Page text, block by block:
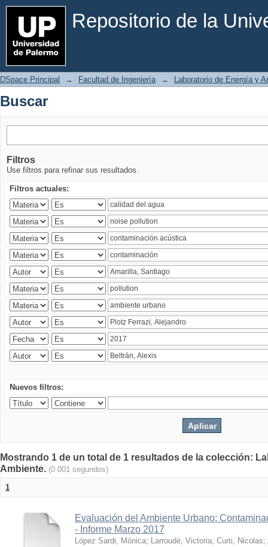
Repositorio de la
Buscar
DSpace Principal → Facultad de Ingeniería → Laboratorio de Energía y
Buscar
Filtros
Use filtros para refinar sus resultados.
Filtros actuales:
Nuevos filtros:
Mostrando 1 de un total de 1 resultados de la colección:
Ambiente. (0.001 segundos)
1
Evaluación del Ambiente Urbano:
- Informe Marzo 2017
López Sardi, Mónica; Larroudé, Victoria; Curti, Nicolas;